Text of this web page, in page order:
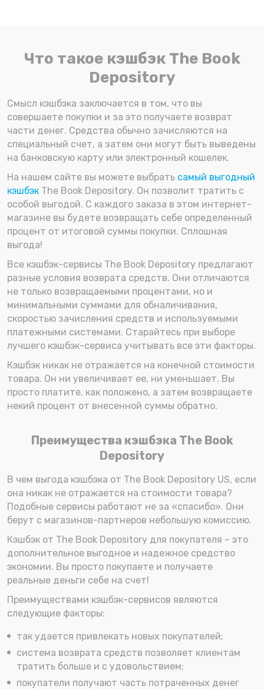
Что такое кэшбэк The Book
Depository
Смысл кэшбэка заключается в том, что вы
совершаете покупки и за это получаете возврат
части денег. Средства обычно зачисляются на
специальный счет, а затем они могут быть выведены
на банковскую карту или электронный кошелек.
На нашем сайте вы можете выбрать самый выгодный
кэшбэк The Book Depository. Он позволит тратить с
особой выгодой. С каждого заказа в этом интернет-
магазине вы будете возвращать себе определенный
процент от итоговой суммы покупки. Сплошная
выгода!
Все кэшбэк-сервисы The Book Depository предлагают
разные условия возврата средств. Они отличаются
не только возвращаемыми процентами, но и
минимальными суммами для обналичивания,
скоростью зачисления средств и используемыми
платежными системами. Старайтесь при выборе
лучшего кэшбэк-сервиса учитывать все эти факторы.
Кэшбэк никак не отражается на конечной стоимости
товара. Он ни увеличивает ее, ни уменьшает. Вы
просто платите, как положено, а затем возвращаете
некий процент от внесенной суммы обратно.
Преимущества кэшбэка The Book
Depository
В чем выгода кэшбэка от The Book Depository US, если
она никак не отражается на стоимости товара?
Подобные сервисы работают не за «спасибо». Они
берут с магазинов-партнеров небольшую комиссию.
Кэшбэк от The Book Depository для покупателя – это
дополнительное выгодное и надежное средство
экономии. Вы просто покупаете и получаете
реальные деньги себе на счет!
Преимуществами кэшбэк-сервисов являются
следующие факторы:
так удается привлекать новых покупателей;
система возврата средств позволяет клиентам
тратить больше и с удовольствием;
покупатели получают часть потраченных денег